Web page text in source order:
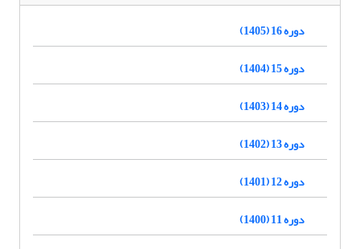
دوره 16 (1405)
دوره 15 (1404)
دوره 14 (1403)
دوره 13 (1402)
دوره 12 (1401)
دوره 11 (1400)